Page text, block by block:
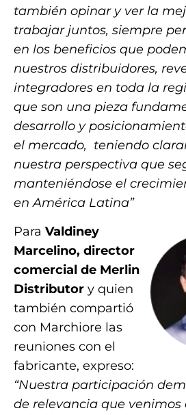
también opinar y ver la
trabajar juntos, siempre
en los beneficios que
nuestros distribuidores,
integradores en toda la
que son una pieza
desarrollo y
el mercado, teniendo
nuestra perspectiva que
manteniéndose el
en América Latina”
Para Valdiney
Marcelino, director
comercial de Merlin
Distributor y quien
también compartió
con Marchiore las
reuniones con el
fabricante, expreso:
“Nuestra participación
de relevancia que venimos